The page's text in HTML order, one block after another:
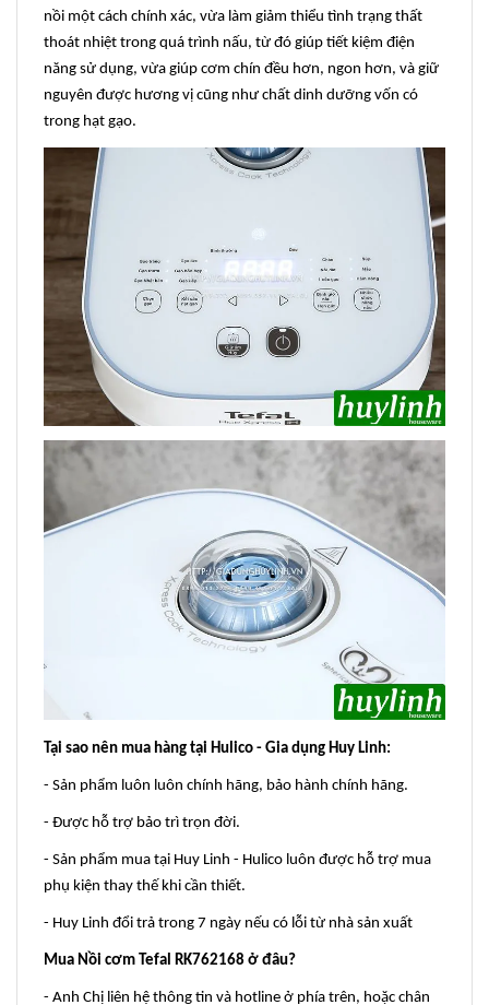
nồi một cách chính xác, vừa làm giảm thiểu tình trạng thất
thoát nhiệt trong quá trình nấu, từ đó giúp tiết kiệm điện
năng sử dụng, vừa giúp cơm chín đều hơn, ngon hơn, và giữ
nguyên được hương vị cũng như chất dinh dưỡng vốn có
trong hạt gạo.
Tại sao nên mua hàng tại Hulico - Gia dụng Huy Linh:
- Sản phẩm luôn luôn chính hãng, bảo hành chính hãng.
- Được hỗ trợ bảo trì trọn đời.
- Sản phẩm mua tại Huy Linh - Hulico luôn được hỗ trợ mua
phụ kiện thay thế khi cần thiết.
- Huy Linh đổi trả trong 7 ngày nếu có lỗi từ nhà sản xuất
Mua Nồi cơm Tefal RK762168 ở đâu?
- Anh Chị liên hệ thông tin và hotline ở phía trên, hoặc chân